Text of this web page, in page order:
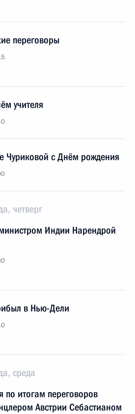
переговоры
учителя
Чуриковой с Днём рождения
четверг
Индии Нарендрой
в Нью-Дели
среда
по итогам переговоров
Австрии Себастианом